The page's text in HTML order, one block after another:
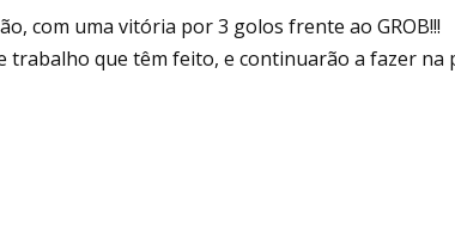
com uma vitória por 3 golos frente ao GROB!!!
que têm feito, e continuarão a fazer na